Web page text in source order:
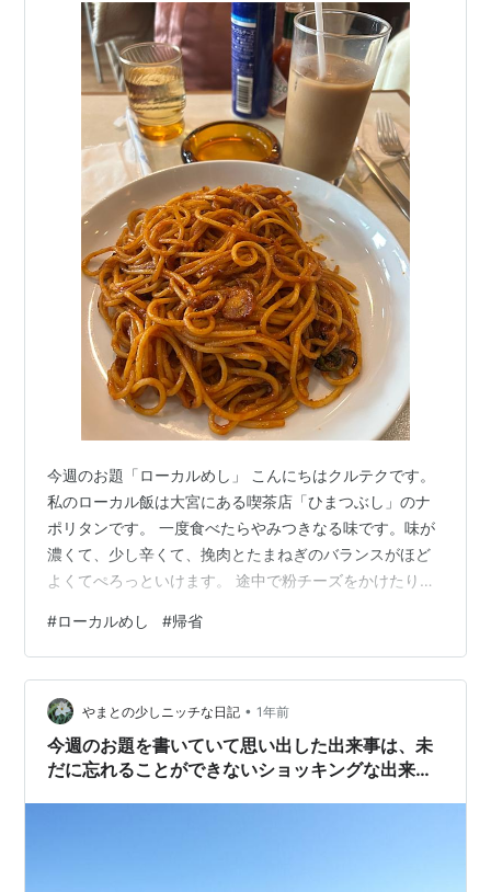
今週のお題「ローカルめし」 こんにちはクルテクです。
私のローカル飯は大宮にある喫茶店「ひまつぶし」のナ
ポリタンです。 一度食べたらやみつきなる味です。味が
濃くて、少し辛くて、挽肉とたまねぎのバランスがほど
よくてぺろっといけます。 途中で粉チーズをかけたりし
ィセットでスパゲッティとミニサラダとドリンクが付い
て、１，０００円です。 こちらは甘いカフェオレ（ガム
シロ入り）です。 大宮に立ち寄った際には是非寄ってみ
てください。なんと年中無休なんですよ。昼間の時間帯
はサラリーマンで混んでます。 カフェテラス ひまつぶし
- Instagram・写真と…
#ローカルめし #帰省
やまとの少しニッチな日記 • 1年前
今週のお題を書いていて思い出した出来事は、未
だに忘れることができないショッキングな出来事